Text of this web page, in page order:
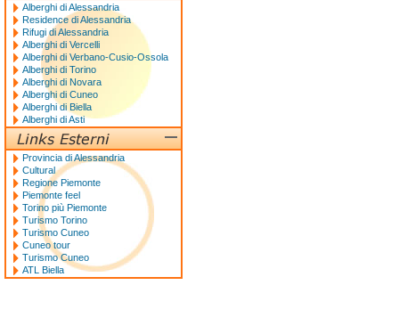
Alberghi di Alessandria
Residence di Alessandria
Rifugi di Alessandria
Alberghi di Vercelli
Alberghi di Verbano-Cusio-Ossola
Alberghi di Torino
Alberghi di Novara
Alberghi di Cuneo
Alberghi di Biella
Alberghi di Asti
Provincia di Alessandria
Cultural
Regione Piemonte
Piemonte feel
Torino più Piemonte
Turismo Torino
Turismo Cuneo
Cuneo tour
Turismo Cuneo
ATL Biella